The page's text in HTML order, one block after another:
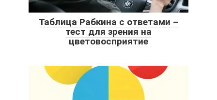
Таблица Рабкина с ответами –
тест для зрения на
цветовосприятие